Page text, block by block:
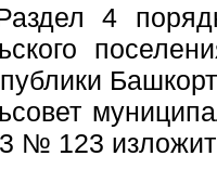
4
№ 123